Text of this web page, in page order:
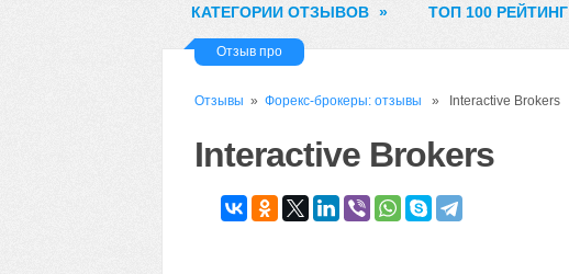
КАТЕГОРИИ ОТЗЫВОВ » ТОП 100 РЕЙТИНГ
Отзыв про
Отзывы » Форекс-брокеры: отзывы » Interactive Brokers
Interactive Brokers